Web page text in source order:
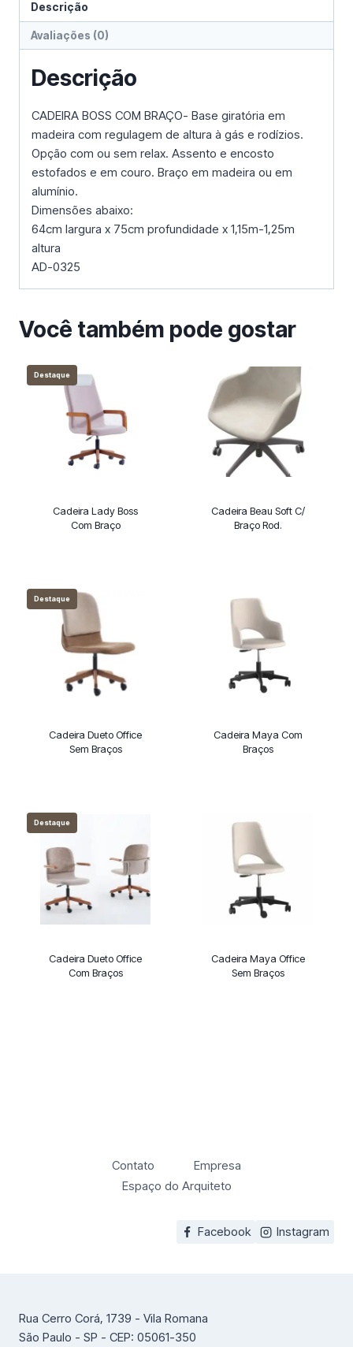
Descrição
Avaliações (0)
Descrição
CADEIRA BOSS COM BRAÇO- Base giratória em
madeira com regulagem de altura à gás e rodízios.
Opção com ou sem relax. Assento e encosto
estofados e em couro. Braço em madeira ou em
alumínio.
Dimensões abaixo:
64cm largura x 75cm profundidade x 1,15m-1,25m
altura
AD-0325
Você também pode gostar
Destaque
Cadeira Lady Boss
Com Braço
Cadeira Beau Soft C/
Braço Rod.
Destaque
Cadeira Dueto Office
Sem Braços
Cadeira Maya Com
Braços
Destaque
Cadeira Dueto Office
Com Braços
Cadeira Maya Office
Sem Braços
Contato
Empresa
Espaço do Arquiteto
Facebook Instagram
Rua Cerro Corá, 1739 - Vila Romana
São Paulo - SP - CEP: 05061-350